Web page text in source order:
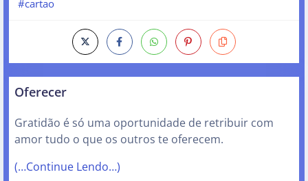
#cartao
Oferecer
Gratidão é só uma oportunidade de retribuir com
amor tudo o que os outros te oferecem.
(…Continue Lendo…)